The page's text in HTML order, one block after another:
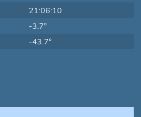
21:06:10
-3.7°
-43.7°